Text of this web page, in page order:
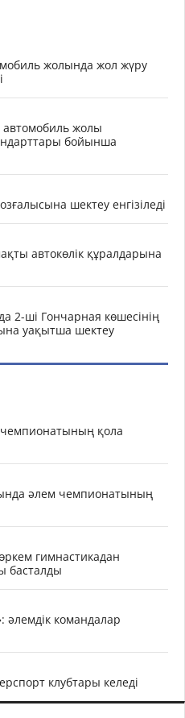
жолында жол жүру
жолы
бойынша
шектеу енгізіледі
автокөлік құралдарына
2-ші Гончарная көшесінің
уақытша шектеу
қола
әлем чемпионатының
гимнастикадан
басталды
командалар
клубтары келеді